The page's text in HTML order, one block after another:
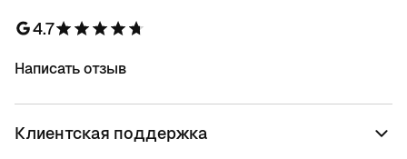
4.7
Написать отзыв
Клиентская поддержка